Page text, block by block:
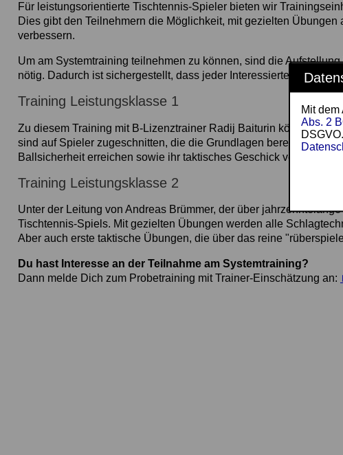
Mit
Abs. 2
Für leistungsorientierte Tischtennis-Spieler bieten wir
Dies gibt den Teilnehmern die Möglichkeit, mit gezielten
verbessern.
Um am Systemtraining teilnehmen zu können, sind die
nötig. Dadurch ist sichergestellt, dass jeder Interessierte das für
Training Leistungsklasse 1
Zu diesem Training mit B-Lizenztrainer Radij Baiturin können
sind auf Spieler zugeschnitten, die die Grundlagen bereits "im
Ballsicherheit erreichen sowie ihr taktisches Geschick verbessern
Training Leistungsklasse 2
Unter der Leitung von Andreas Brümmer, der über
Tischtennis-Spiels. Mit gezielten Übungen werden alle
Aber auch erste taktische Übungen, die über das reine
Du hast Interesse an der Teilnahme am Systemtraining?
Dann melde Dich zum Probetraining mit Trainer-Einschätzung an: